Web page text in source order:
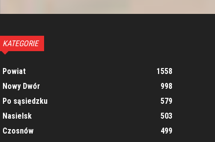
KATEGORIE
Powiat
1558
Nowy Dwór
998
Po sąsiedzku
579
Nasielsk
503
Czosnów
499